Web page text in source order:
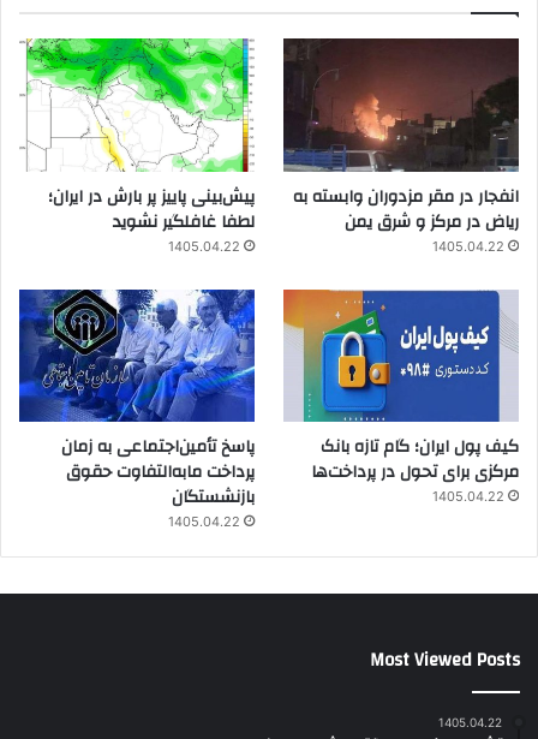
انفجار در مقر مزدوران وابسته به
ریاض در مرکز و شرق یمن
1405.04.22
پیش‌بینی پاییز پر بارش در ایران؛
لطفا غافلگیر نشوید
1405.04.22
کیف پول ایران؛ گام تازه بانک
مرکزی برای تحول در پرداخت‌ها
1405.04.22
پاسخ تأمین‌اجتماعی به زمان
پرداخت مابه‌التفاوت حقوق
بازنشستگان
1405.04.22
Most Viewed Posts
1405.04.22